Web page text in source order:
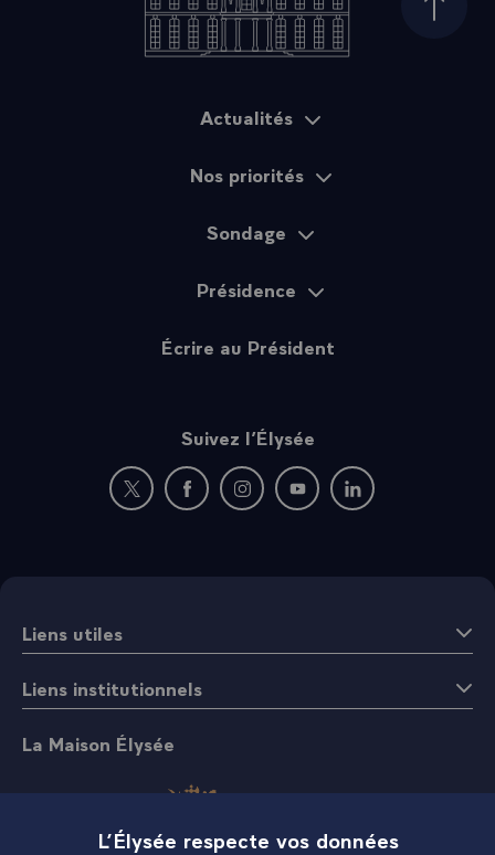
Haut
Actualités
Nos priorités
Sondage
Présidence
Écrire au Président
Suivez l’Élysée
Nouvelle fenêtre : rejoignez-nous sur Twitter
Nouvelle fenêtre : rejoignez-nous sur
Nouvelle fenêtre : rejoignez-nous
Nouvelle fenêtre :
Nouvelle fenêtre :
Liens utiles
Liens institutionnels
La Maison Élysée
L’Élysée respecte vos données